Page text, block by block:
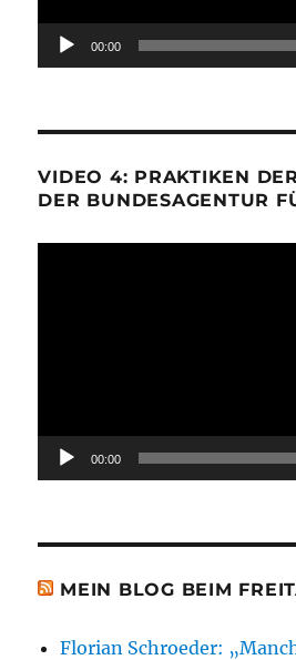
00:00
VIDEO 4: PRAKTIKEN
DER BUNDESAGENTUR
00:00
MEIN BLOG BEIM
Florian Schroeder: